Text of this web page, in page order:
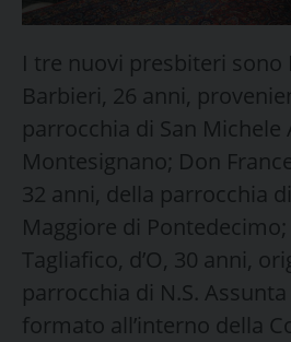
I tre nuovi presbiteri sono
Barbieri, 26 anni,
parrocchia di San Michele
Montesignano; Don
32 anni, della parrocchia
Maggiore di
Tagliafico, d’O, 30 anni,
parrocchia di N.S. Assunta
formato all’interno della